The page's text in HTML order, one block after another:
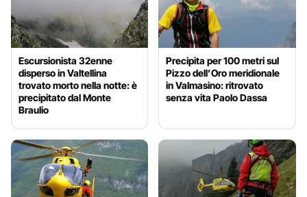
Escursionista 32enne
disperso in Valtellina
trovato morto nella notte: è
precipitato dal Monte
Braulio
Precipita per 100 metri sul
Pizzo dell’Oro meridionale
in Valmasino: ritrovato
senza vita Paolo Dassa